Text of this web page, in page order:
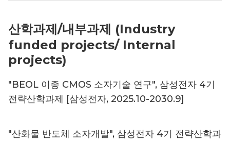
산학과제/내부과제 (Industry
funded projects/ Internal
projects)
"BEOL 이종 CMOS 소자기술 연구", 삼성전자 4기
전략산학과제 [삼성전자, 2025.10-2030.9]
"산화물 반도체 소자개발", 삼성전자 4기 전략산학과